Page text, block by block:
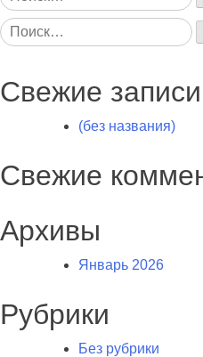
Найти:
Свежие записи
(без названия)
Свежие
Архивы
Январь 2026
Рубрики
Без рубрики